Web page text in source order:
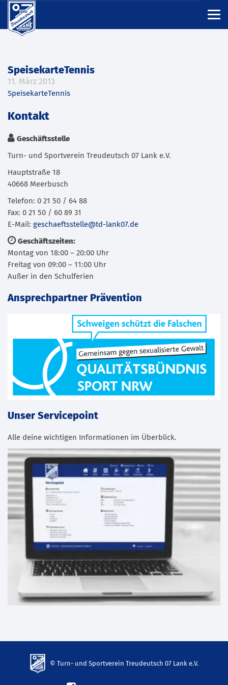
SpeisekarteTennis
11. März 2013
SpeisekarteTennis
Kontakt
Geschäftsstelle
Turn- und Sportverein Treudeutsch 07 Lank e.V.
Hauptstraße 18
40668 Meerbusch
Telefon: 0 21 50 / 64 88
Fax: 0 21 50 / 60 89 31
E-Mail: geschaeftsstelle@td-lank07.de
Geschäftszeiten:
Montag von 18:00 – 20:00 Uhr
Freitag von 09:00 – 11:00 Uhr
Außer in den Schulferien
Ansprechpartner Prävention
Unser Servicepoint
Alle deine wichtigen Informationen im Überblick.
© Turn- und Sportverein Treudeutsch 07 Lank e.V.